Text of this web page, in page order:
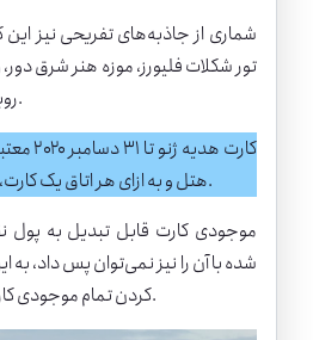
شماری از جاذبه‌های تفریحی نیز این
تور شکلات فلیورز، موزه هنر شرق دور،
روباز در کرانه دریاچه ژنو است.
کارت
هتل و به ازای هر اتاق یک کارت، به گردشگران داده می‌شود.
موجودی کارت قابل تبدیل به
شده با آن را نیز نمی‌توان پس داد،
کردن تمام موجودی کارت در شهر ترغیب می‌شوند.